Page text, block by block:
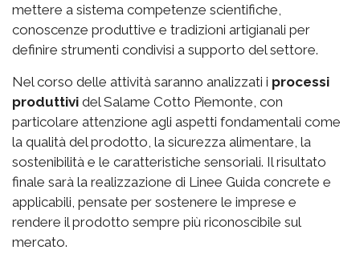
mettere a sistema competenze scientifiche,
conoscenze produttive e tradizioni artigianali per
definire strumenti condivisi a supporto del settore.
Nel corso delle attività saranno analizzati i processi
produttivi del Salame Cotto Piemonte, con
particolare attenzione agli aspetti fondamentali come
la qualità del prodotto, la sicurezza alimentare, la
sostenibilità e le caratteristiche sensoriali. Il risultato
finale sarà la realizzazione di Linee Guida concrete e
applicabili, pensate per sostenere le imprese e
rendere il prodotto sempre più riconoscibile sul
mercato.